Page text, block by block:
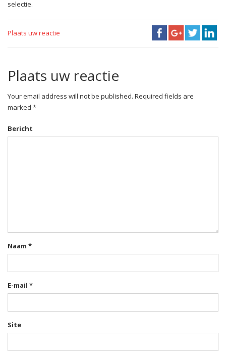
selectie.
Plaats uw reactie
Plaats uw reactie
Your email address will not be published. Required fields are
marked *
Bericht
Naam *
E-mail *
Site